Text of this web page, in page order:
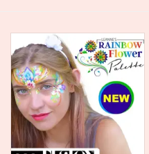
Kadootjes
Belgisch
Workshops